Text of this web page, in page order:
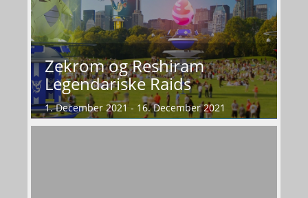
Zekrom og Reshiram
Legendariske Raids
1. December 2021 - 16. December 2021